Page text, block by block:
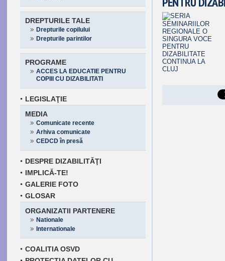
DREPTURILE TALE
Drepturile copilului
Drepturile parintilor
PROGRAME
ACCES LA EDUCATIE PENTRU
COPIII CU DIZABILITATI
LEGISLAŢIE
MEDIA
Comunicate recente
Arhiva comunicate
CEDCD în presă
DESPRE DIZABILITĂŢI
IMPLICĂ-TE!
GALERIE FOTO
GLOSAR
ORGANIZATII PARTENERE
Nationale
Internationale
COALITIA OSVD